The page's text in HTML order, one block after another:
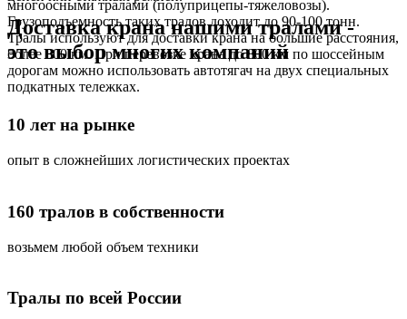
многоосными тралами (полуприцепы-тяжеловозы).
Грузоподъемность таких тралов доходит до 90-100 тонн.
Тралы используют для доставки крана на большие расстояния,
более 800 км. При перевозке крана до 800 км по шоссейным
дорогам можно использовать автотягач на двух специальных
подкатных тележках.
Доставка крана нашими тралами -
это выбор многих компаний
10 лет на рынке
опыт в сложнейших логистических проектах
160 тралов в собственности
возьмем любой объем техники
Тралы по всей России